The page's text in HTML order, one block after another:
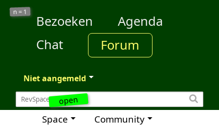
open
n = 1
Bezoeken
Agenda
Chat
Forum
Niet aangemeld
Space Community